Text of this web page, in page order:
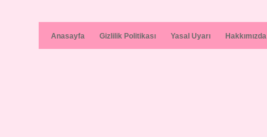
Anasayfa Gizlilik Politikası Yasal Uyarı Hakkımızda